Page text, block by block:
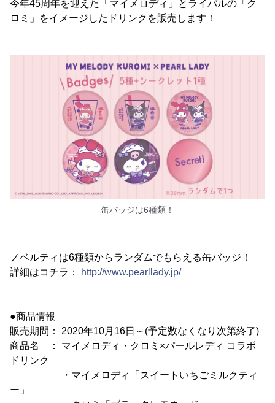
今年45周年を迎えた「マイメロディ」とライバルの「ク
ロミ」をイメージしたドリンクを販売します！
缶バッジは6種類！
ノベルティは6種類からランダムでもらえる缶バッジ！
詳細はコチラ：
http://www.pearllady.jp/
●商品情報
販売期間： 2020年10月16日～(予定数なくなり次第終了)
商品名 ： マイメロディ・クロミ×パールレディ コラボ
ドリンク
・マイメロディ「スイートいちごミルクティ
ー」